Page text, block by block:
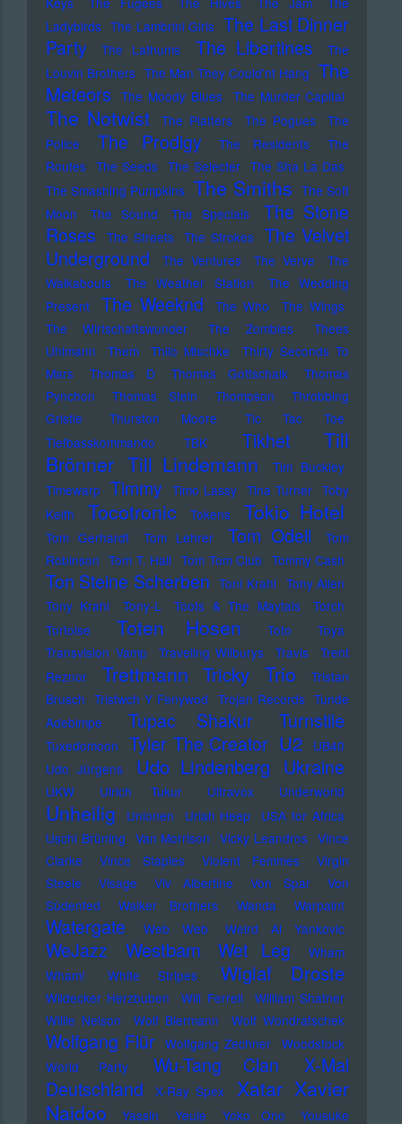
Ladybirds The Lambrini Girls The Last Dinner
Party
The Lathums The Libertines
The
Louvin Brothers The Man They Could'nt Hang The
Meteors The Moody Blues The Murder Capital
The Notwist The Platters The Pogues
The
Police
The Prodigy The Residents
The
Routes The Seeds The Selecter The Sha La Das
The Smashing Pumpkins The Smiths The Soft
Moon
The Sound The Specials
The Stone
Roses
The Streets The Strokes
The Velvet
Underground
The Ventures The Verve
The
Walkabouts
The Weather Station
The Wedding
Present
The Weeknd The Who
The Wings
The Wirtschaftswunder
The Zombies
Thees
Uhlmann
Them Thilo Mischke
Thirty Seconds To
Mars
Thomas D Thomas Gottschalk
Thomas
Pynchon
Thomas Stein Thompson
Throbbing
Gristle
Thurston Moore
Tic Tac Toe
Tiefbasskommando TBK
Tikhet
Till
Brönner Till Lindemann
Tim Buckley
Timewarp Timmy Timo Lassy Tina Turner Toby
Keith
Tocotronic Tokens Tokio Hotel
Tom Gerhardt Tom Lehrer Tom Odell
Tom
Robinson Tom T. Hall Tom Tom Club Tommy Cash
Ton Steine Scherben Toni Krahl Tony Allen
Tony Krahl
Tony-L Toots & The Maytals
Torch
Tortoise
Toten Hosen Toto
Toya
Transvision Vamp
Traveling Wilburys Travis
Trent
Reznor
Trettmann Tricky Trio
Tristan
Brusch Tristwch Y Fenywod Trojan Records Tunde
Adebimpe
Tupac Shakur Turnstile
Tuxedomoon Tyler The Creator U2
UB40
Udo Jürgens
Udo Lindenberg Ukraine
UKW Ulrich Tukur Ultravox Underworld
Unheilig Unionen Uriah Heep
USA for Africa
Uschi Brüning Van Morrison Vicky Leandros Vince
Clarke
Vince Staples Violent Femmes
Virgin
Steele
Visage Viv Albertine Von Spar
Von
Südenfed
Walker Brothers Wanda Warpaint
Watergate Web Web Weird Al Yankovic
WeJazz Westbam Wet Leg
Wham
Wham!
White Stripes Wiglaf Droste
Wildecker Herzbuben Will Ferrell
William Shatner
Willie Nelson
Wolf Biermann Wolf Wondratschek
Wolfgang Flür Wolfgang Zechner
Woodstock
World Party
Wu-Tang Clan
X-Mal
Deutschland
X-Ray Spex Xatar Xavier
Naidoo
Yassin Yeule Yoko Ono Yousuke